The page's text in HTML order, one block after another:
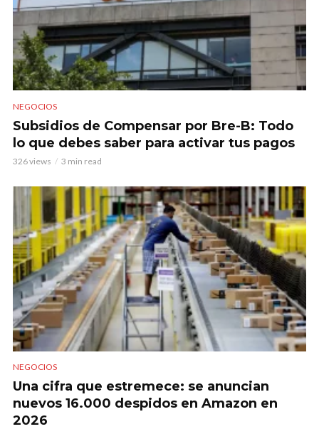
NEGOCIOS
Subsidios de Compensar por Bre-B: Todo
lo que debes saber para activar tus pagos
326 views 3 min read
NEGOCIOS
Una cifra que estremece: se anuncian
nuevos 16.000 despidos en Amazon en
2026